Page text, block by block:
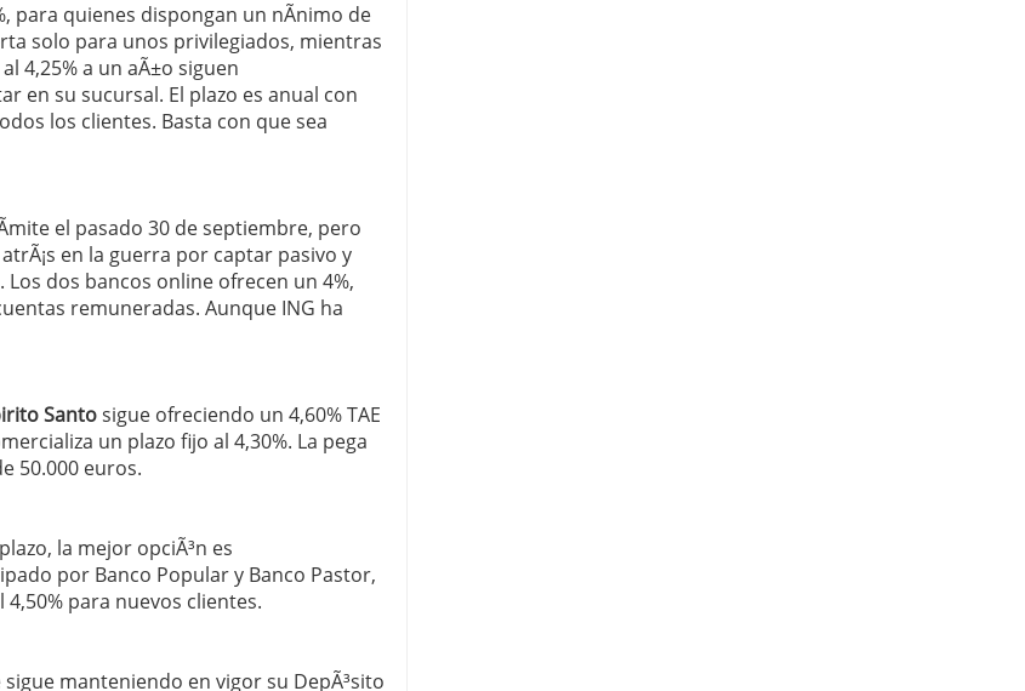
para quienes dispongan un nÃ­nimo de
solo para unos privilegiados, mientras
4,25% a un aÃ±o siguen
en su sucursal. El plazo es anual con
los clientes. Basta con que sea
el pasado 30 de septiembre, pero
en la guerra por captar pasivo y
dos bancos online ofrecen un 4%,
remuneradas. Aunque ING ha
Santosigue ofreciendo un 4,60% TAE
un plazo fijo al 4,30%. La pega
50.000 euros.
la mejor opciÃ³n es
por Banco Popular y Banco Pastor,
para nuevos clientes.
manteniendo en vigor su DepÃ³sito